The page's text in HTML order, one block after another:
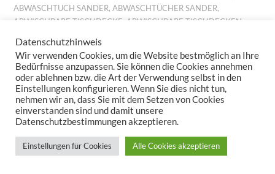
ABWASCHTUCH SANDER,ABWASCHTÜCHER SANDER,
ABWISCHBARE TISCHDECKE
ABWISCHBARE TISCHDECKEN
ABWISCHBARES TISCHTUCH
ALLROUND BASKET GOBELIN , AUFLEGER GOBELIN,BESTICKTE
WOLLKISSEN,BESTICKTES WOLLKISSEN,BILLIGE KISSEN,
BILLIGE TISCHDECKE,BILLIGE TISCHLÄUFER, BILLIGE
TISCHWÄSCHE,BILLIGES TISCHTUCH,BROTKORB FRÜHLING
BROTKORB HERBST,BROTKORB SANDER
DIGITALDRUCK FRÜHLING
TISCHDECKE,FESTLICHE TISCHDECKEN,FESTLICHE
TISCHTÜCHER,FESTLICHES TISCHTUCH,
Datenschutzhinweis
Wir verwenden Cookies, um die Website bestmöglich an Ihre
Bedürfnisse anzupassen. Sie können die Cookies annehmen
oder ablehnen bzw. die Art der Verwendung selbst in den
Einstellungen konfigurieren. Wenn Sie dies nicht tun,
nehmen wir an, dass Sie mit dem Setzen von Cookies
einverstanden sind und damit unsere
Datenschutzbestimmungen akzeptieren.
Einstellungen für Cookies Alle Cookies akzeptieren